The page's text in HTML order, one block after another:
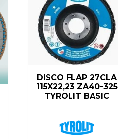
DISCO FLAP 27CLA
115X22,23 ZA40-325
TYROLIT BASIC